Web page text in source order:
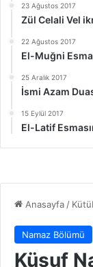
23 Ağustos 2017
Zül Celali Vel
22 Ağustos 2017
El-Muğni
25 Aralık 2017
İsmi Azam
15 Eylül 2017
El-Latif